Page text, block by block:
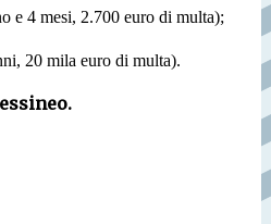
e 4 mesi, 2.700 euro di multa);
20 mila euro di multa).